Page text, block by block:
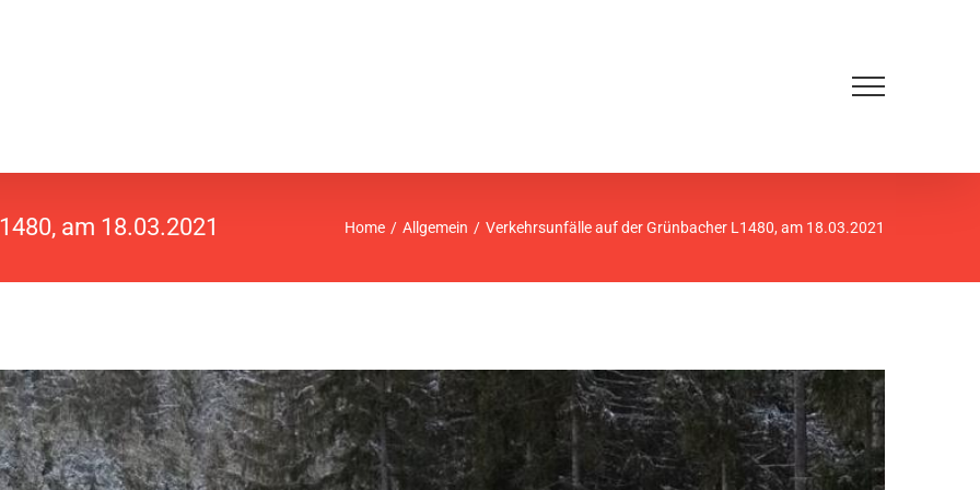
am 18.03.2021 Home Allgemein Verkehrsunfälle auf der Grünbacher L1480, am 18.03.2021